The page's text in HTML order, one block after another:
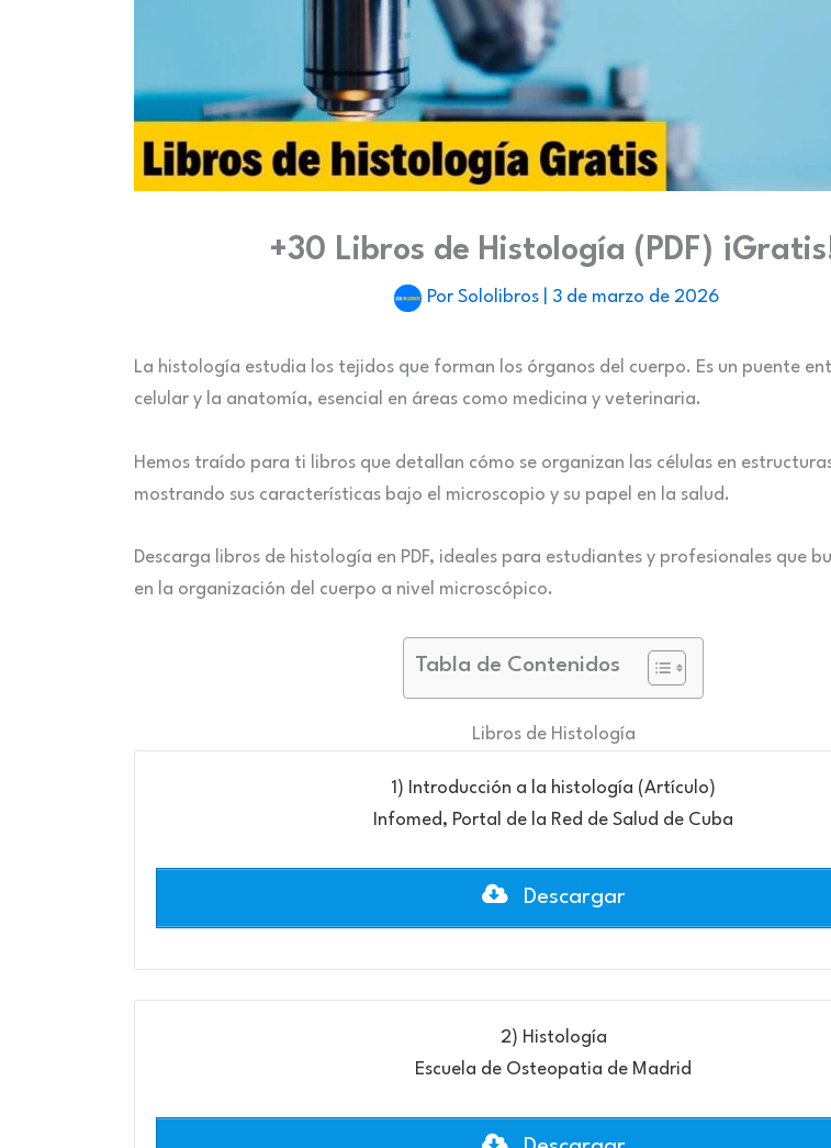
+30 Libros de Histología (PDF)
Por Sololibros 3 de marzo de 2026
La histología estudia los tejidos que forman los órganos del cuerpo. Es un puente
celular y la anatomía, esencial en áreas como medicina y veterinaria.
Hemos traído para ti libros que detallan cómo se organizan las células en
mostrando sus características bajo el microscopio y su papel en la salud.
Descarga libros de histología en PDF, ideales para estudiantes y profesionales que
en la organización del cuerpo a nivel microscópico.
Tabla de Contenidos
Libros de Histología
1) Introducción a la histología (Artículo)
Infomed, Portal de la Red de Salud de Cuba
Descargar
2) Histología
Escuela de Osteopatia de Madrid